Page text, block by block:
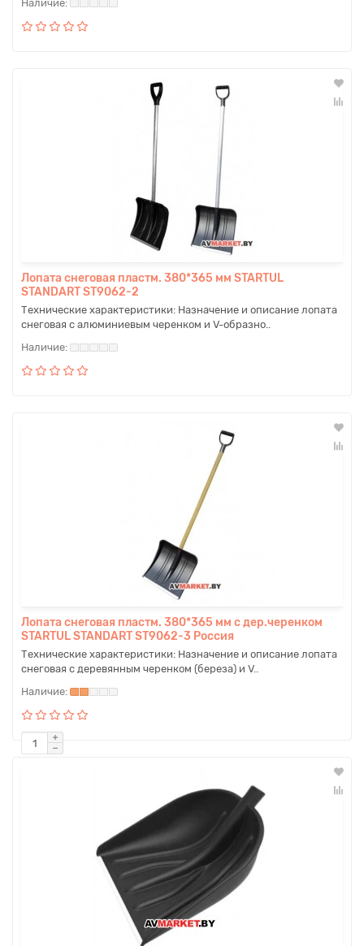
Лопата снеговая пластм. 380*365 мм STARTUL
STANDART ST9062-2
Технические характеристики: Назначение и описание лопата
снеговая с алюминиевым черенком и V-образно..
Лопата снеговая пластм. 380*365 мм с дер.черенком
STARTUL STANDART ST9062-3 Россия
Технические характеристики: Назначение и описание лопата
снеговая с деревянным черенком (береза) и V..